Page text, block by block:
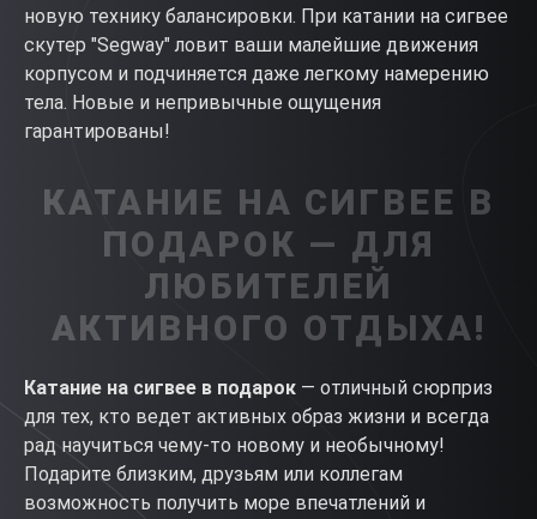
новую технику балансировки. При катании на сигвее
скутер "Segway" ловит ваши малейшие движения
корпусом и подчиняется даже легкому намерению
тела. Новые и непривычные ощущения
гарантированы!
КАТАНИЕ НА СИГВЕЕ В
ПОДАРОК — ДЛЯ
ЛЮБИТЕЛЕЙ
АКТИВНОГО ОТДЫХА!
Катание на сигвее в подарок — отличный сюрприз
для тех, кто ведет активных образ жизни и всегда
рад научиться чему-то новому и необычному!
Подарите близким, друзьям или коллегам
возможность получить море впечатлений и